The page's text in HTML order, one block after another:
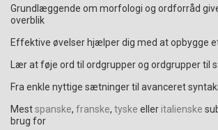
Grundlæggende om morfologi og ordforråd
overblik
Effektive øvelser hjælper dig med at opbygge
Lær at føje ord til ordgrupper og ordgrupper til
Fra enkle nyttige sætninger til avanceret
Mestspanske, franske, tyske elleritalienske
brug for